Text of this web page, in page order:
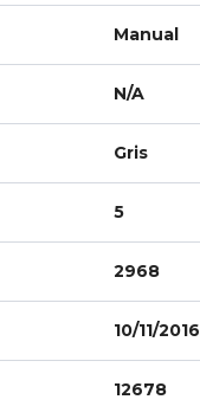
Manual
N/A
Gris
5
2968
10/11/2016
12678